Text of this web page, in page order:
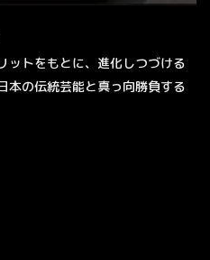
ットをもとに、進化しつづける
本の伝統芸能と真っ向勝負する